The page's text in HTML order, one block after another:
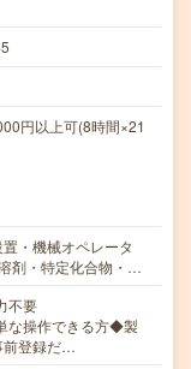
円以上可(8時間×21
・機械オペレータ
剤・特定化合物・…
不要
な操作できる方◆製
前登録だ…